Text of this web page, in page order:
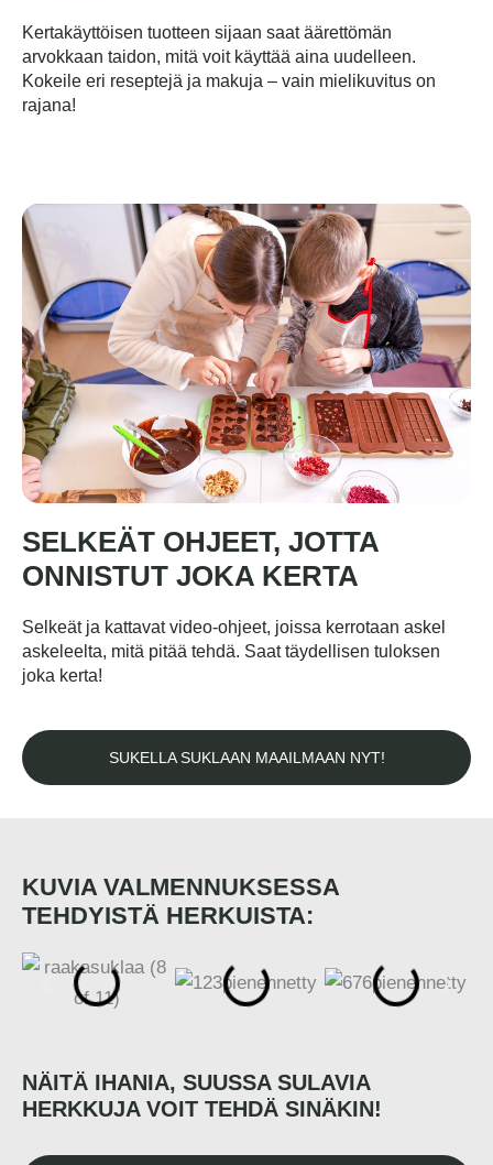
Kertakäyttöisen tuotteen sijaan saat äärettömän
arvokkaan taidon, mitä voit käyttää aina uudelleen.
Kokeile eri reseptejä ja makuja – vain mielikuvitus on
rajana!
SELKEÄT OHJEET, JOTTA
ONNISTUT JOKA KERTA
Selkeät ja kattavat video-ohjeet, joissa kerrotaan askel
askeleelta, mitä pitää tehdä. Saat täydellisen tuloksen
joka kerta!
SUKELLA SUKLAAN MAAILMAAN NYT!
KUVIA VALMENNUKSESSA
TEHDYISTÄ HERKUISTA:
NÄITÄ IHANIA, SUUSSA SULAVIA
HERKKUJA VOIT TEHDÄ SINÄKIN!